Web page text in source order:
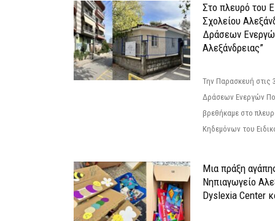
Στο πλευρό του
Σχολείου
Δράσεων
Αλεξάνδρειας”
Την Παρασκευή
Δράσεων Ενεργών
βρεθήκαμε στο
Κηδεμόνων του
Μια πράξη
Νηπιαγωγείο
Dyslexia Center